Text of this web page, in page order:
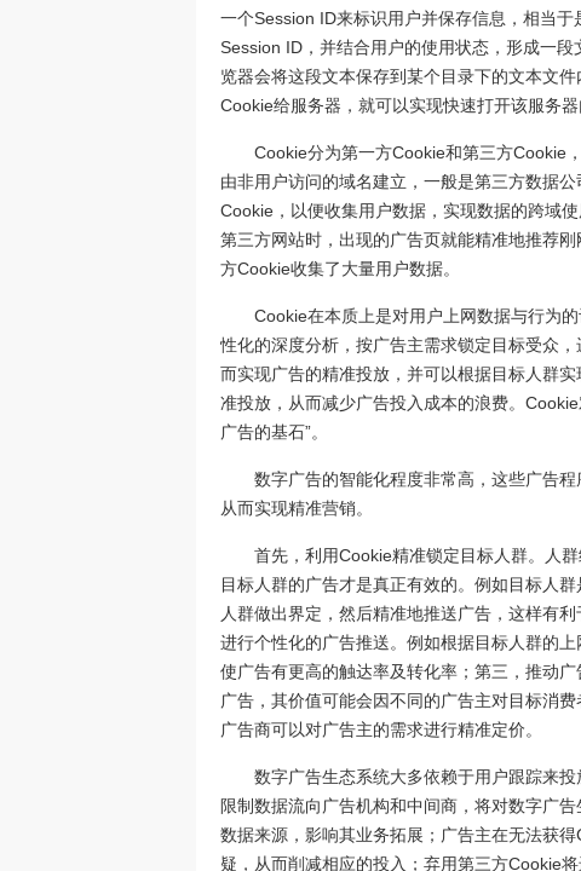
一个Session ID来标识用户并保存信息，相当
Session ID，并结合用户的使用状态，形成一
览器会将这段文本保存到某个目录下的文本文
Cookie给服务器，就可以实现快速打开该服务器
Cookie分为第一方Cookie和第三方Cookie
由非用户访问的域名建立，一般是第三方数据
Cookie，以便收集用户数据，实现数据的跨域
第三方网站时，出现的广告页就能精准地推荐
方Cookie收集了大量用户数据。
Cookie在本质上是对用户上网数据与行为
性化的深度分析，按广告主需求锁定目标受众
而实现广告的精准投放，并可以根据目标人群
准投放，从而减少广告投入成本的浪费。
广告的基石”。
数字广告的智能化程度非常高，这些广告
从而实现精准营销。
首先，利用Cookie精准锁定目标人群。人
目标人群的广告才是真正有效的。例如目标人
人群做出界定，然后精准地推送广告，这样有
进行个性化的广告推送。例如根据目标人群的
使广告有更高的触达率及转化率；第三，推动
广告，其价值可能会因不同的广告主对目标消
广告商可以对广告主的需求进行精准定价。
数字广告生态系统大多依赖于用户跟踪来
限制数据流向广告机构和中间商，将对数字广
数据来源，影响其业务拓展；广告主在无法获
疑，从而削减相应的投入；弃用第三方Cookie